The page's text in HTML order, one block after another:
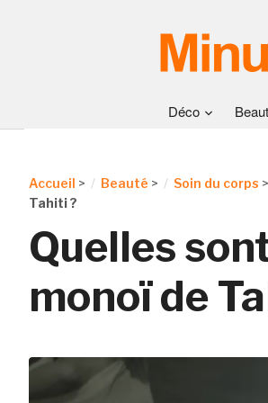
Déco
Accueil > Beauté > Soin du corps >
Tahiti ?
Quelles
monoï de